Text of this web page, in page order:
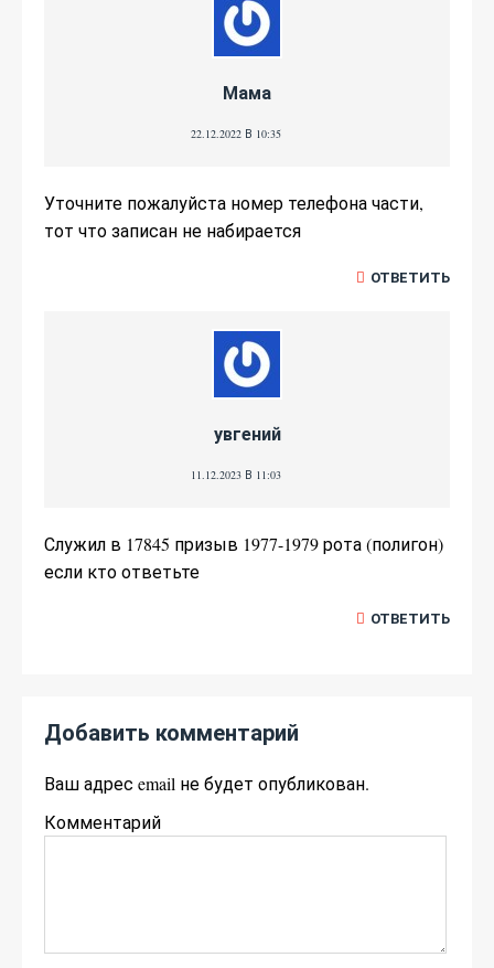
Мама
22.12.2022 В 10:35
Уточните пожалуйста номер телефона части,
тот что записан не набирается
ОТВЕТИТЬ
увгений
11.12.2023 В 11:03
Служил в 17845 призыв 1977-1979 рота (полигон)
если кто ответьте
ОТВЕТИТЬ
Добавить комментарий
Ваш адрес email не будет опубликован.
Комментарий